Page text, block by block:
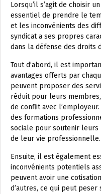
Lorsqu’il s’agit de choisir
essentiel de prendre le
et les inconvénients des
syndicat a ses propres
dans la défense des droits
Tout d’abord, il est
avantages offerts par
peuvent proposer des
réduit pour leurs
de conflit avec
des formations
sociale pour soutenir leurs
de leur vie professionnelle.
Ensuite, il est également
inconvénients potentiels
peuvent avoir une
d’autres, ce qui peut